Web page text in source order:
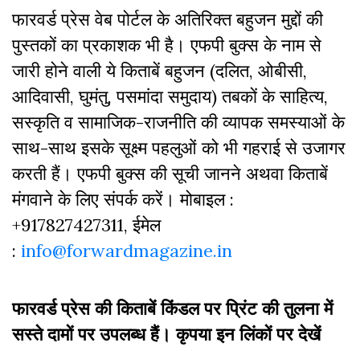
फारवर्ड प्रेस वेब पोर्टल के अतिरिक्‍त बहुजन मुद्दों की
पुस्‍तकों का प्रकाशक भी है। एफपी बुक्‍स के नाम से
जारी होने वाली ये किताबें बहुजन (दलित, ओबीसी,
आदिवासी, घुमंतु, पसमांदा समुदाय) तबकों के साहित्‍य,
सस्‍क‍ृति व सामाजिक-राजनीति की व्‍यापक समस्‍याओं के
साथ-साथ इसके सूक्ष्म पहलुओं को भी गहराई से उजागर
करती हैं। एफपी बुक्‍स की सूची जानने अथवा किताबें
मंगवाने के लिए संपर्क करें। मोबाइल :
+917827427311, ईमेल
: info@forwardmagazine.in
फारवर्ड प्रेस की किताबें किंडल पर प्रिंट की तुलना में
सस्ते दामों पर उपलब्ध हैं। कृपया इन लिंकों पर देखें